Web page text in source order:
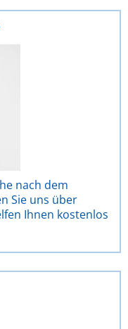
nach dem
Sie uns über
Ihnen kostenlos